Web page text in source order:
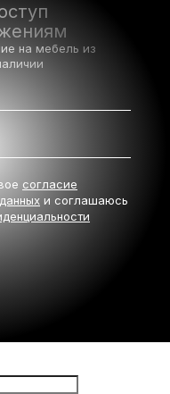
на мебель из
согласие
и соглашаюсь